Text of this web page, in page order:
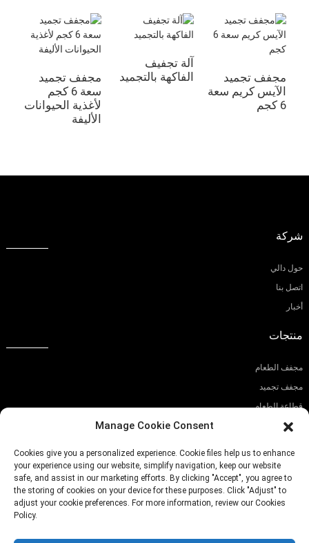
مجفف تجميد
الآيس كريم سعة
6 كجم
آلة تجفيف
الفاكهة بالتجميد
مجفف تجميد
سعة 6 كجم
لأغذية الحيوانات
الأليفة
شركة
حول دالي
اتصل بنا
أخبار
منتجات
مجفف الطعام
مجفف تجميد
قطاعة الطعام
اشترك في نشرتنا الإخبارية
Manage Cookie Consent
Cookies give you a personalized experience. Cookie files help us to enhance
your experience using our website, simplify navigation, keep our website
safe, and assist in our marketing efforts. By clicking "Accept", you agree to
the storing of cookies on your device for these purposes. Click "Adjust" to
adjust your cookie preferences. For more information, review our Cookies
Policy.